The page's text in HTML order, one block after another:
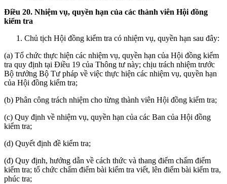
Điều 20. Nhiệm vụ, quyền hạn của các thành viên Hội đồng
kiểm tra
Chủ tịch Hội đồng kiểm tra có nhiệm vụ, quyền hạn sau đây:
(a) Tổ chức thực hiện các nhiệm vụ, quyền hạn của Hội đồng kiểm
tra quy định tại Điều 19 của Thông tư này; chịu trách nhiệm trước
Bộ trưởng Bộ Tư pháp về việc thực hiện các nhiệm vụ, quyền hạn
của Hội đồng kiểm tra;
(b) Phân công trách nhiệm cho từng thành viên Hội đồng kiểm tra;
(c) Quy định về nhiệm vụ, quyền hạn của các Ban của Hội đồng
kiểm tra;
(d) Quyết định đề kiểm tra;
(đ) Quy định, hướng dẫn về cách thức và thang điểm chấm điểm
kiểm tra; tổ chức chấm điểm bài kiểm tra viết, lên điểm bài kiểm tra,
phúc tra;